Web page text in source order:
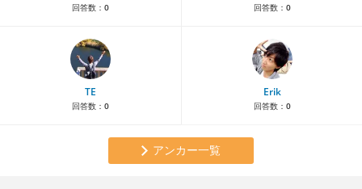
回答数： 0 回答数： 0
TE
回答数： 0
Erik
回答数： 0
アンカー一覧